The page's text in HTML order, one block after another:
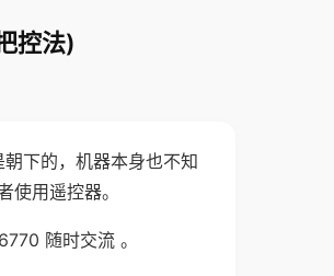
控法)
下的，机器本身也不知
用遥控器。
随时交流 。